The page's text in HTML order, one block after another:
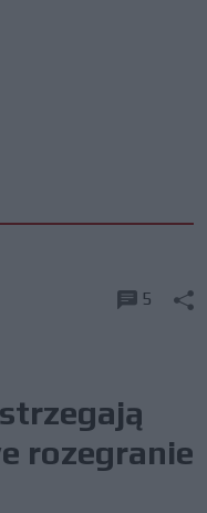
5
rozegranie